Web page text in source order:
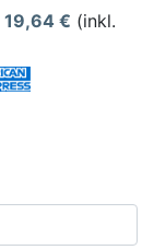
19,64 € (inkl.